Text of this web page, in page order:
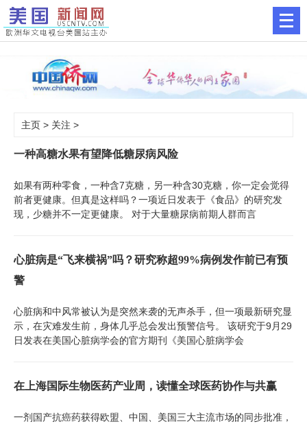
主页 > 关注 >
一种高糖水果有望降低糖尿病风险
如果有两种零食，一种含7克糖，另一种含30克糖，你一定会觉得
前者更健康。但真是这样吗？一项近日发表于《食品》的研究发
现，少糖并不一定更健康。 对于大量糖尿病前期人群而言
心脏病是“飞来横祸”吗？研究称超99%病例发作前已有预
警
心脏病和中风常被认为是突然来袭的无声杀手，但一项最新研究显
示，在灾难发生前，身体几乎总会发出预警信号。 该研究于9月29
日发表在美国心脏病学会的官方期刊《美国心脏病学会
在上海国际生物医药产业周，读懂全球医药协作与共赢
一剂国产抗癌药获得欧盟、中国、美国三大主流市场的同步批准，